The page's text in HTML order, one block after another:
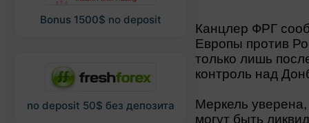
Bonus 1500$ no deposit
no deposit 50$ без депозита
Канцлер ФРГ
Европы против
только лишь
контроль над
Меркель
могут быть